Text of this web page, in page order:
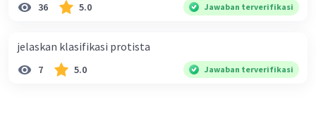
36 5.0 Jawaban terverifikasi
jelaskan klasifikasi protista
7 5.0 Jawaban terverifikasi